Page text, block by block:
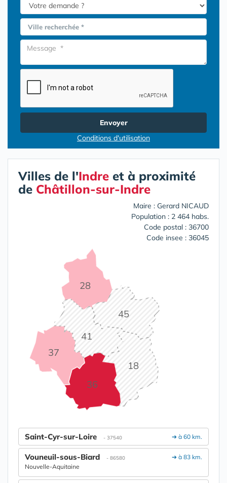
Ville recherchée *
Envoyer
Conditions d'utilisation
Villes de l'Indre et à proximité
de Châtillon-sur-Indre
Maire : Gerard NICAUD
Population : 2 464 habs.
Code postal : 36700
Code insee : 36045
18
28
36
37
41
45
➔ à 60 km.
Saint-Cyr-sur-Loire - 37540
➔ à 83 km.
Vouneuil-sous-Biard - 86580
Nouvelle-Aquitaine